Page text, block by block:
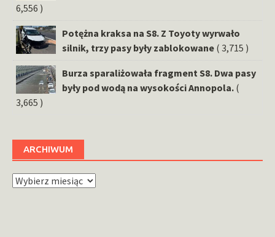
6,556 )
Potężna kraksa na S8. Z Toyoty wyrwało
silnik, trzy pasy były zablokowane ( 3,715 )
Burza sparaliżowała fragment S8. Dwa pasy
były pod wodą na wysokości Annopola. (
3,665 )
ARCHIWUM
Archiwum